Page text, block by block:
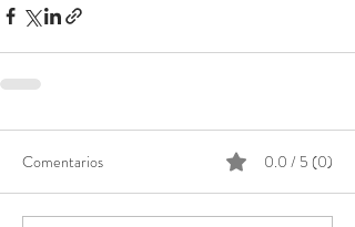
Comentarios 0.0 / 5 (0)